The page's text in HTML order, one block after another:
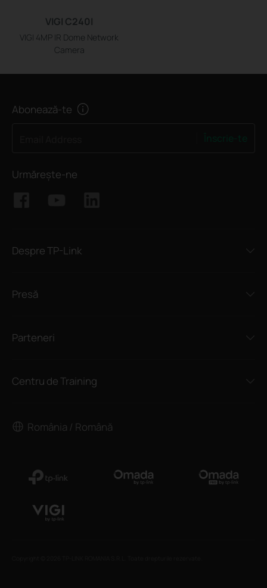
VIGI C240I
VIGI 4MP IR Dome Network
Camera
Abonează-te
Urmărește-ne
Despre TP-Link
Presă
Parteneri
Centru de Training
România / Română